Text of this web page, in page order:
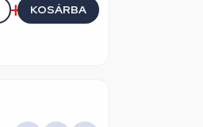
KOSÁRBA